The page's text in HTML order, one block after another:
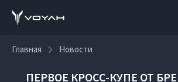
Главная Новости
ПЕРВОЕ КРОСС-КУПЕ ОТ